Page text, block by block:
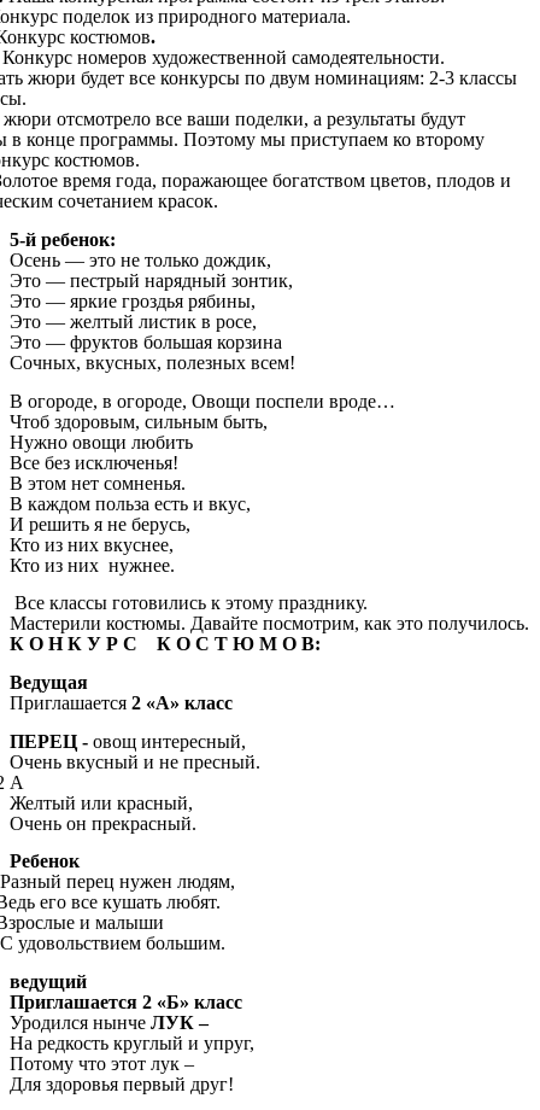
поделок из природного материала.
костюмов.
Конкурс номеров художественной самодеятельности.
жюри будет все конкурсы по двум номинациям: 2-3 классы
отсмотрело все ваши поделки, а результаты будут
в конце программы. Поэтому мы приступаем ко второму
костюмов.
время года, поражающее богатством цветов, плодов и
сочетанием красок.
5-й ребенок:
Осень — это не только дождик,
Это — пестрый нарядный зонтик,
Это — яркие гроздья рябины,
Это — желтый листик в росе,
Это — фруктов большая корзина
Сочных, вкусных, полезных всем!
В огороде, в огороде, Овощи поспели вроде…
Чтоб здоровым, сильным быть,
Нужно овощи любить
Все без исключенья!
В этом нет сомненья.
В каждом польза есть и вкус,
И решить я не берусь,
Кто из них вкуснее,
Кто из них нужнее.
Все классы готовились к этому празднику.
Мастерили костюмы. Давайте посмотрим, как это получилось.
К О Н К У Р С К О С Т Ю М О В:
Ведущая
Приглашается 2 «А» класс
ПЕРЕЦ - овощ интересный,
Очень вкусный и не пресный.
Желтый или красный,
Очень он прекрасный.
Ребенок
перец нужен людям,
все кушать любят.
и малыши
большим.
ведущий
Приглашается 2 «Б» класс
Уродился нынче ЛУК –
На редкость круглый и упруг,
Потому что этот лук –
Для здоровья первый друг!